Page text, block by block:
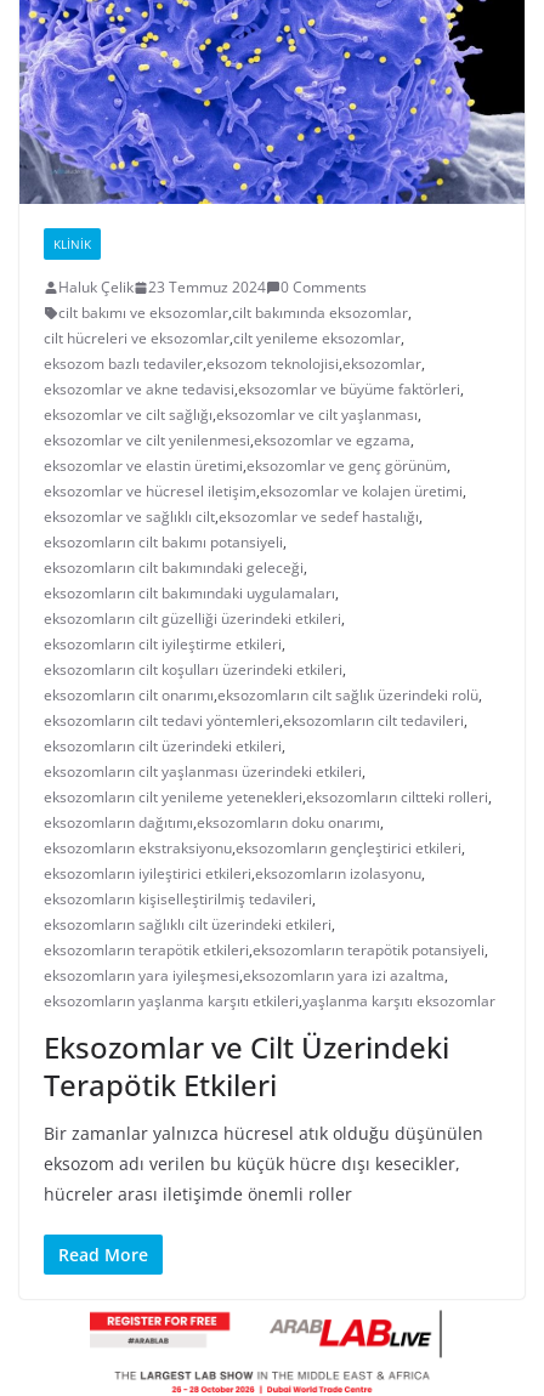
KLINIK
Haluk Çelik 23 Temmuz 2024
0 Comments
cilt bakımı ve eksozomlar,cilt bakımında eksozomlar,
cilt hücreleri ve eksozomlar,cilt yenileme eksozomlar,
eksozom bazlı tedaviler,eksozom teknolojisi,eksozomlar,
eksozomlar ve akne tedavisi,eksozomlar ve büyüme faktörleri,
eksozomlar ve cilt sağlığı,eksozomlar ve cilt yaşlanması,
eksozomlar ve cilt yenilenmesi,eksozomlar ve egzama,
eksozomlar ve elastin üretimi,eksozomlar ve genç görünüm,
eksozomlar ve hücresel iletişim,eksozomlar ve kolajen üretimi,
eksozomlar ve sağlıklı cilt,eksozomlar ve sedef hastalığı,
eksozomların cilt bakımı potansiyeli,
eksozomların cilt bakımındaki geleceği,
eksozomların cilt bakımındaki uygulamaları,
eksozomların cilt güzelliği üzerindeki etkileri,
eksozomların cilt iyileştirme etkileri,
eksozomların cilt koşulları üzerindeki etkileri,
eksozomların cilt onarımı,eksozomların cilt sağlık üzerindeki rolü,
eksozomların cilt tedavi yöntemleri,eksozomların cilt tedavileri,
eksozomların cilt üzerindeki etkileri,
eksozomların cilt yaşlanması üzerindeki etkileri,
eksozomların cilt yenileme yetenekleri,eksozomların ciltteki rolleri,
eksozomların dağıtımı,eksozomların doku onarımı,
eksozomların ekstraksiyonu,eksozomların gençleştirici etkileri,
eksozomların iyileştirici etkileri,eksozomların izolasyonu,
eksozomların kişiselleştirilmiş tedavileri,
eksozomların sağlıklı cilt üzerindeki etkileri,
eksozomların terapötik etkileri,eksozomların terapötik potansiyeli,
eksozomların yara iyileşmesi,eksozomların yara izi azaltma,
eksozomların yaşlanma karşıtı etkileri,yaşlanma karşıtı eksozomlar
Eksozomlar ve Cilt Üzerindeki
Terapötik Etkileri
Bir zamanlar yalnızca hücresel atık olduğu düşünülen
eksozom adı verilen bu küçük hücre dışı kesecikler,
hücreler arası iletişimde önemli roller
Read More